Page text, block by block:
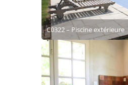
C0322 – Piscine extérieure